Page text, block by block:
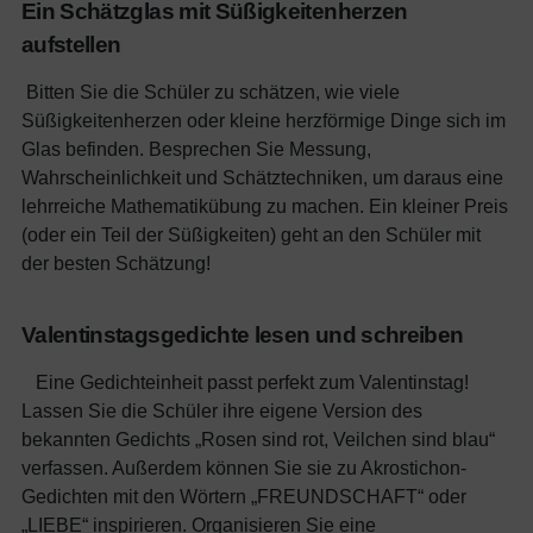
Ein Schätzglas mit Süßigkeitenherzen
aufstellen
Bitten Sie die Schüler zu schätzen, wie viele
Süßigkeitenherzen oder kleine herzförmige Dinge sich im
Glas befinden. Besprechen Sie Messung,
Wahrscheinlichkeit und Schätztechniken, um daraus eine
lehrreiche Mathematikübung zu machen. Ein kleiner Preis
(oder ein Teil der Süßigkeiten) geht an den Schüler mit
der besten Schätzung!
Valentinstagsgedichte lesen und schreiben
Eine Gedichteinheit passt perfekt zum Valentinstag!
Lassen Sie die Schüler ihre eigene Version des
bekannten Gedichts „Rosen sind rot, Veilchen sind blau“
verfassen. Außerdem können Sie sie zu Akrostichon-
Gedichten mit den Wörtern „FREUNDSCHAFT“ oder
„LIEBE“ inspirieren. Organisieren Sie eine